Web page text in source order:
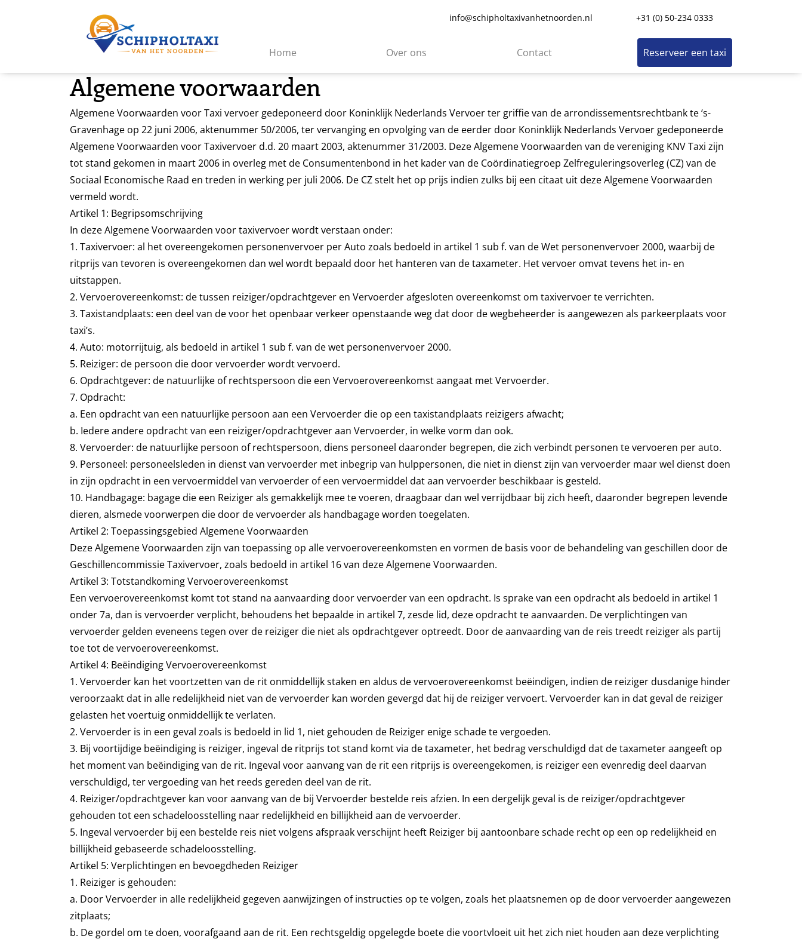
info@schipholtaxivanhetnoorden.nl +31 (0) 50-234 0333
Home Over ons Contact Reserveer een taxi
Algemene voorwaarden
Algemene Voorwaarden voor Taxi vervoer gedeponeerd door Koninklijk Nederlands Vervoer ter griffie van de arrondissementsrechtbank te ‘s-
Gravenhage op 22 juni 2006, aktenummer 50/2006, ter vervanging en opvolging van de eerder door Koninklijk Nederlands Vervoer gedeponeerde
Algemene Voorwaarden voor Taxivervoer d.d. 20 maart 2003, aktenummer 31/2003. Deze Algemene Voorwaarden van de vereniging KNV Taxi zijn
tot stand gekomen in maart 2006 in overleg met de Consumentenbond in het kader van de Coördinatiegroep Zelfreguleringsoverleg (CZ) van de
Sociaal Economische Raad en treden in werking per juli 2006. De CZ stelt het op prijs indien zulks bij een citaat uit deze Algemene Voorwaarden
vermeld wordt.
Artikel 1: Begripsomschrijving
In deze Algemene Voorwaarden voor taxivervoer wordt verstaan onder:
1. Taxivervoer: al het overeengekomen personenvervoer per Auto zoals bedoeld in artikel 1 sub f. van de Wet personenvervoer 2000, waarbij de
ritprijs van tevoren is overeengekomen dan wel wordt bepaald door het hanteren van de taxameter. Het vervoer omvat tevens het in- en
uitstappen.
2. Vervoerovereenkomst: de tussen reiziger/opdrachtgever en Vervoerder afgesloten overeenkomst om taxivervoer te verrichten.
3. Taxistandplaats: een deel van de voor het openbaar verkeer openstaande weg dat door de wegbeheerder is aangewezen als parkeerplaats voor
taxi’s.
4. Auto: motorrijtuig, als bedoeld in artikel 1 sub f. van de wet personenvervoer 2000.
5. Reiziger: de persoon die door vervoerder wordt vervoerd.
6. Opdrachtgever: de natuurlijke of rechtspersoon die een Vervoerovereenkomst aangaat met Vervoerder.
7. Opdracht:
a. Een opdracht van een natuurlijke persoon aan een Vervoerder die op een taxistandplaats reizigers afwacht;
b. Iedere andere opdracht van een reiziger/opdrachtgever aan Vervoerder, in welke vorm dan ook.
8. Vervoerder: de natuurlijke persoon of rechtspersoon, diens personeel daaronder begrepen, die zich verbindt personen te vervoeren per auto.
9. Personeel: personeelsleden in dienst van vervoerder met inbegrip van hulppersonen, die niet in dienst zijn van vervoerder maar wel dienst doen
in zijn opdracht in een vervoermiddel van vervoerder of een vervoermiddel dat aan vervoerder beschikbaar is gesteld.
10. Handbagage: bagage die een Reiziger als gemakkelijk mee te voeren, draagbaar dan wel verrijdbaar bij zich heeft, daaronder begrepen levende
dieren, alsmede voorwerpen die door de vervoerder als handbagage worden toegelaten.
Artikel 2: Toepassingsgebied Algemene Voorwaarden
Deze Algemene Voorwaarden zijn van toepassing op alle vervoerovereenkomsten en vormen de basis voor de behandeling van geschillen door de
Geschillencommissie Taxivervoer, zoals bedoeld in artikel 16 van deze Algemene Voorwaarden.
Artikel 3: Totstandkoming Vervoerovereenkomst
Een vervoerovereenkomst komt tot stand na aanvaarding door vervoerder van een opdracht. Is sprake van een opdracht als bedoeld in artikel 1
onder 7a, dan is vervoerder verplicht, behoudens het bepaalde in artikel 7, zesde lid, deze opdracht te aanvaarden. De verplichtingen van
vervoerder gelden eveneens tegen over de reiziger die niet als opdrachtgever optreedt. Door de aanvaarding van de reis treedt reiziger als partij
toe tot de vervoerovereenkomst.
Artikel 4: Beëindiging Vervoerovereenkomst
1. Vervoerder kan het voortzetten van de rit onmiddellijk staken en aldus de vervoerovereenkomst beëindigen, indien de reiziger dusdanige hinder
veroorzaakt dat in alle redelijkheid niet van de vervoerder kan worden gevergd dat hij de reiziger vervoert. Vervoerder kan in dat geval de reiziger
gelasten het voertuig onmiddellijk te verlaten.
2. Vervoerder is in een geval zoals is bedoeld in lid 1, niet gehouden de Reiziger enige schade te vergoeden.
3. Bij voortijdige beëindiging is reiziger, ingeval de ritprijs tot stand komt via de taxameter, het bedrag verschuldigd dat de taxameter aangeeft op
het moment van beëindiging van de rit. Ingeval voor aanvang van de rit een ritprijs is overeengekomen, is reiziger een evenredig deel daarvan
verschuldigd, ter vergoeding van het reeds gereden deel van de rit.
4. Reiziger/opdrachtgever kan voor aanvang van de bij Vervoerder bestelde reis afzien. In een dergelijk geval is de reiziger/opdrachtgever
gehouden tot een schadeloosstelling naar redelijkheid en billijkheid aan de vervoerder.
5. Ingeval vervoerder bij een bestelde reis niet volgens afspraak verschijnt heeft Reiziger bij aantoonbare schade recht op een op redelijkheid en
billijkheid gebaseerde schadeloosstelling.
Artikel 5: Verplichtingen en bevoegdheden Reiziger
1. Reiziger is gehouden:
a. Door Vervoerder in alle redelijkheid gegeven aanwijzingen of instructies op te volgen, zoals het plaatsnemen op de door vervoerder aangewezen
zitplaats;
b. De gordel om te doen, voorafgaand aan de rit. Een rechtsgeldig opgelegde boete die voortvloeit uit het zich niet houden aan deze verplichting